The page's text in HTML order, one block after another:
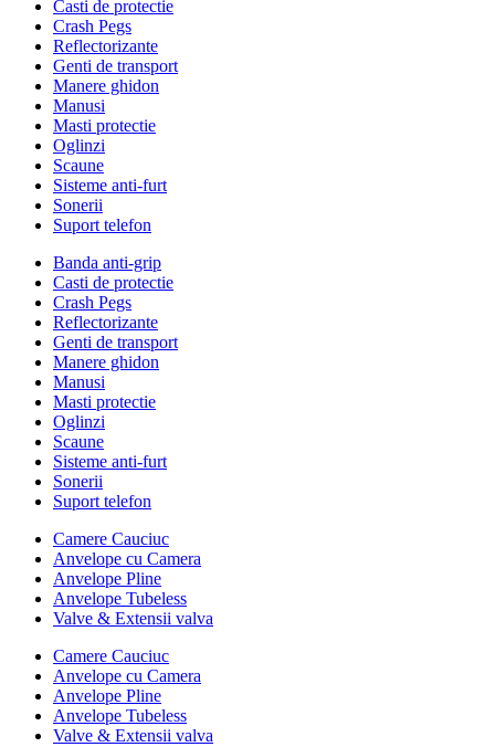
Casti de protectie
Crash Pegs
Reflectorizante
Genti de transport
Manere ghidon
Manusi
Masti protectie
Oglinzi
Scaune
Sisteme anti-furt
Sonerii
Suport telefon
Banda anti-grip
Casti de protectie
Crash Pegs
Reflectorizante
Genti de transport
Manere ghidon
Manusi
Masti protectie
Oglinzi
Scaune
Sisteme anti-furt
Sonerii
Suport telefon
Camere Cauciuc
Anvelope cu Camera
Anvelope Pline
Anvelope Tubeless
Valve & Extensii valva
Camere Cauciuc
Anvelope cu Camera
Anvelope Pline
Anvelope Tubeless
Valve & Extensii valva